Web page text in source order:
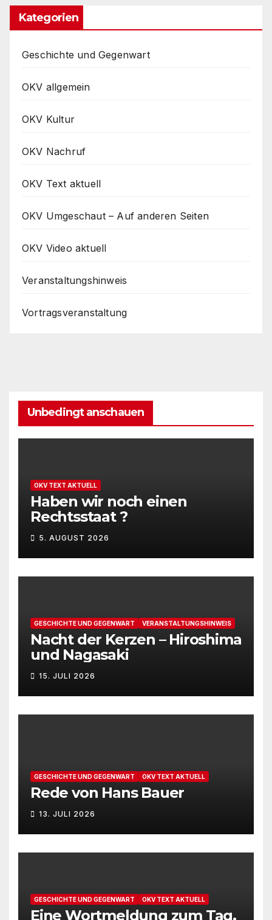
Kategorien
Geschichte und Gegenwart
OKV allgemein
OKV Kultur
OKV Nachruf
OKV Text aktuell
OKV Umgeschaut – Auf anderen Seiten
OKV Video aktuell
Veranstaltungshinweis
Vortragsveranstaltung
Unbedingt anschauen
OKV TEXT AKTUELL
Haben wir noch einen
Rechtsstaat ?
5. AUGUST 2026
GESCHICHTE UND GEGENWART VERANSTALTUNGSHINWEIS
Nacht der Kerzen – Hiroshima
und Nagasaki
15. JULI 2026
GESCHICHTE UND GEGENWART OKV TEXT AKTUELL
Rede von Hans Bauer
13. JULI 2026
GESCHICHTE UND GEGENWART OKV TEXT AKTUELL
Eine Wortmeldung zum Tag,